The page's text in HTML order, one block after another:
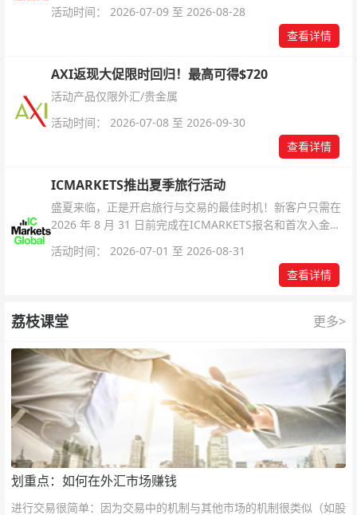
活动时间： 2026-07-09 至 2026-08-28
查看详情
AXI返现大促限时回归！最高可得$720
活动产品仅限外汇/贵金属
活动时间： 2026-07-08 至 2026-09-30
查看详情
ICMARKETS推出夏季旅行活动
盛夏来临，正是开启旅行与交易的最佳时机！新客户只需在
2026 年 8 月 31 日前完成在ICMARKETS报名和首次入金即
活动时间： 2026-07-01 至 2026-08-31
查看详情
荔枝课堂 更多>
划重点：如何在外汇市场赚钱
进行交易很简单：因为交易中的机制与其他市场的机制很类似（如股